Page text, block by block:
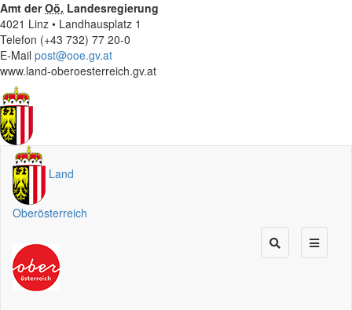
Amt derOö. Landesregierung
4021 Linz • Landhausplatz 1
Telefon (+43 732) 77 20-0
E-Mail post@ooe.gv.at
www.land-oberoesterreich.gv.at
Land
Oberösterreich